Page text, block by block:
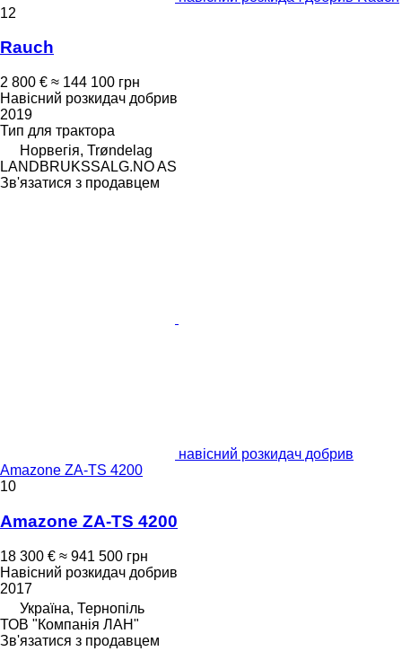
12
Rauch
2 800 € ≈ 144 100 грн
Навісний розкидач добрив
2019
Тип для трактора
Норвегія, Trøndelag
LANDBRUKSSALG.NO AS
Зв'язатися з продавцем
навісний розкидач добрив
Amazone ZA-TS 4200
10
Amazone ZA-TS 4200
18 300 € ≈ 941 500 грн
Навісний розкидач добрив
2017
Україна, Тернопіль
ТОВ "Компанія ЛАН"
Зв'язатися з продавцем